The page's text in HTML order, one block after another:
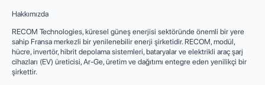
Hakkımızda
RECOM Technologies, küresel güneş enerjisi sektöründe önemli bir yere
sahip Fransa merkezli bir yenilenebilir enerji şirketidir. RECOM, modül,
hücre, invertör, hibrit depolama sistemleri, bataryalar ve elektrikli araç şarj
cihazları (EV) üreticisi, Ar-Ge, üretim ve dağıtımı entegre eden yenilikçi bir
şirkettir.